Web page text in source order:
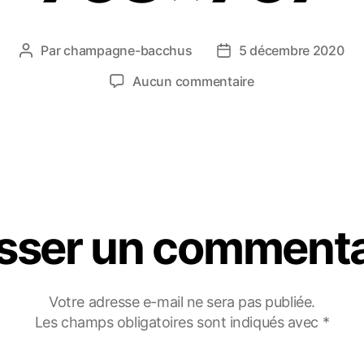
Parchampagne-bacchus
5 décembre 2020
Aucun commentaire
un
Votre adresse e-mail ne sera pas publiée.
Les champs obligatoires sont indiqués avec *